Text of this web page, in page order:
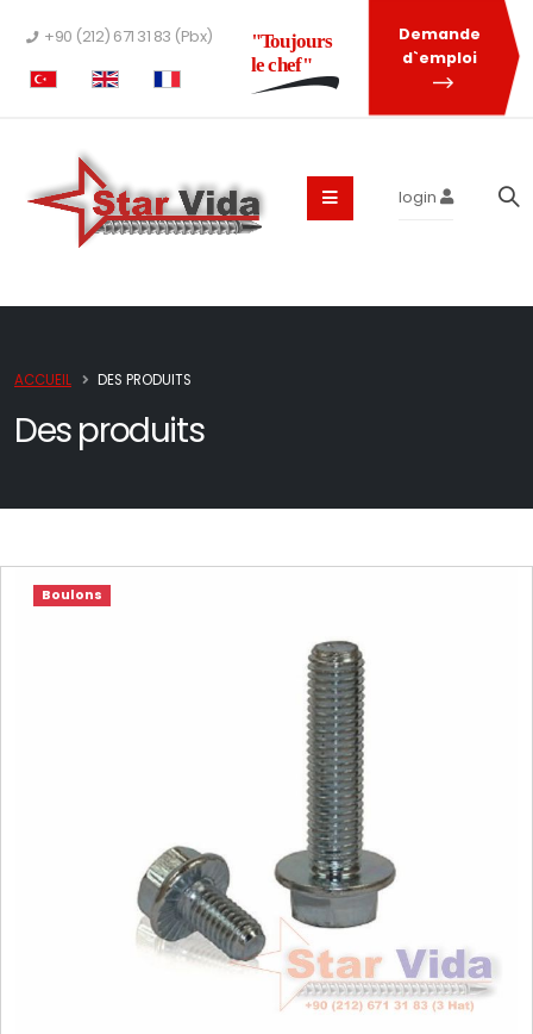
+90 (212) 671 31 83 (Pbx)
"Toujours
le chef"
Demande
d`emploi
login
Des produits
ACCUEIL DES PRODUITS
Boulons